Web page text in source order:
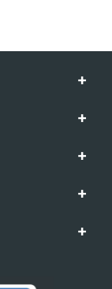
+
+
+
+
+